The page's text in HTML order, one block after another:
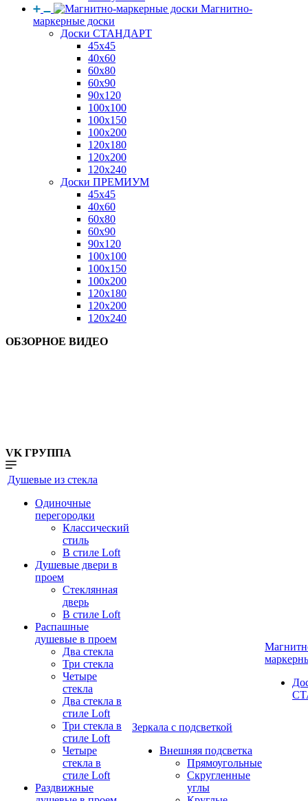
Магнитно-
маркерные доски
Доски СТАНДАРТ
45x45
40x60
60x80
60x90
90x120
100x100
100x150
100x200
120x180
120x200
120x240
Доски ПРЕМИУМ
45x45
40x60
60x80
60x90
90x120
100x100
100x150
100x200
120x180
120x200
120x240
ОБЗОРНОЕ ВИДЕО
VK ГРУППА
Душевые из стекла
Одиночные
перегородки
Классический
стиль
В стиле Loft
Душевые двери в
проем
Стеклянная
дверь
В стиле Loft
Распашные
душевые в проем
Два стекла
Три стекла
Четыре
стекла
Два стекла в
стиле Loft
Три стекла в
стиле Loft
Четыре
стекла в
стиле Loft
Раздвижные
Зеркала с подсветкой
Внешняя подсветка
Прямоугольные
Скругленные
углы